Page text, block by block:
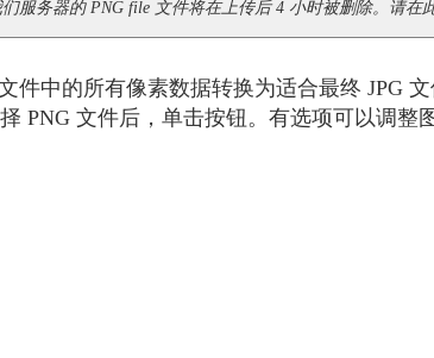
服务器的 PNG file 文件将在上传后 4 小时被删除。请在
件中的所有像素数据转换为适合最终 JPG
PNG 文件后，单击按钮。有选项可以调整